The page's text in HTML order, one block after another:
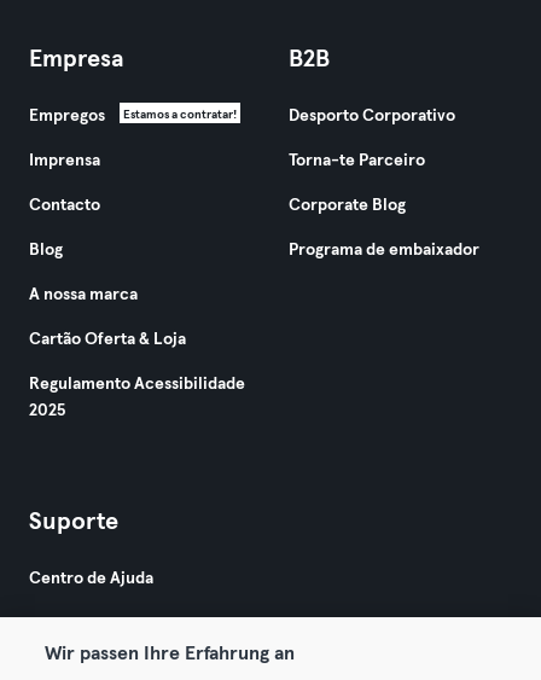
Empresa
Empregos Estamos a contratar!
Imprensa
Contacto
Blog
A nossa marca
Cartão Oferta & Loja
Regulamento Acessibilidade
2025
B2B
Desporto Corporativo
Torna-te Parceiro
Corporate Blog
Programa de embaixador
Suporte
Centro de Ajuda
Wir passen Ihre Erfahrung an